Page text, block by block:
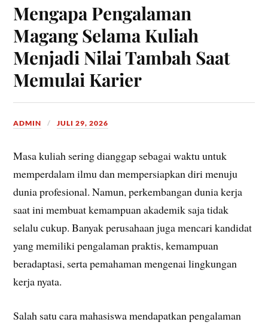
Mengapa Pengalaman
Magang Selama Kuliah
Menjadi Nilai Tambah Saat
Memulai Karier
ADMIN JULI 29, 2026
Masa kuliah sering dianggap sebagai waktu untuk
memperdalam ilmu dan mempersiapkan diri menuju
dunia profesional. Namun, perkembangan dunia kerja
saat ini membuat kemampuan akademik saja tidak
selalu cukup. Banyak perusahaan juga mencari kandidat
yang memiliki pengalaman praktis, kemampuan
beradaptasi, serta pemahaman mengenai lingkungan
kerja nyata.
Salah satu cara mahasiswa mendapatkan pengalaman